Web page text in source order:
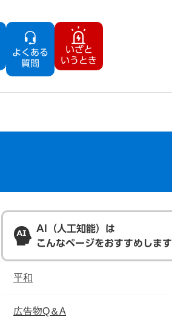
よくある
質問
いざと
いうとき
AI（人工知能）は
こんなページをおすすめします
平和
広告物Q＆A